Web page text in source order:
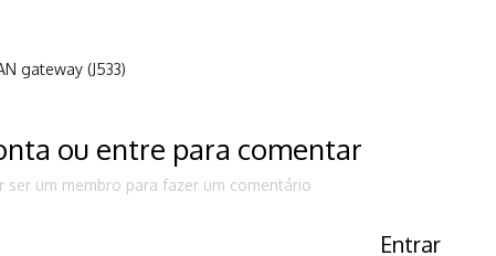
gateway (J533)
ou entre para comentar
ser um membro para fazer um comentário
Entrar